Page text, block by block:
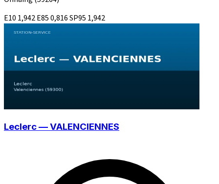
E10 1,942E850,816SP95 1,942
Leclerc — VALENCIENNES